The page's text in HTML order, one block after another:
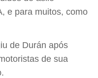
e para muitos, como
de Durán após
de sua